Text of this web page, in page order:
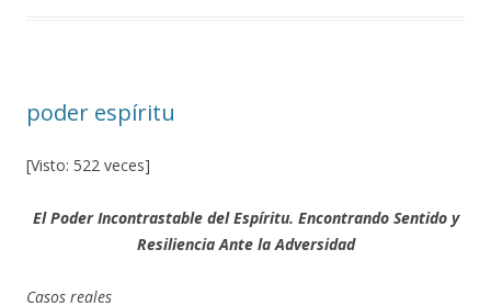
k r
poder espíritu
[Visto: 522 veces]
El Poder Incontrastable del Espíritu. Encontrando Sentido y
Resiliencia Ante la Adversidad
Casos reales